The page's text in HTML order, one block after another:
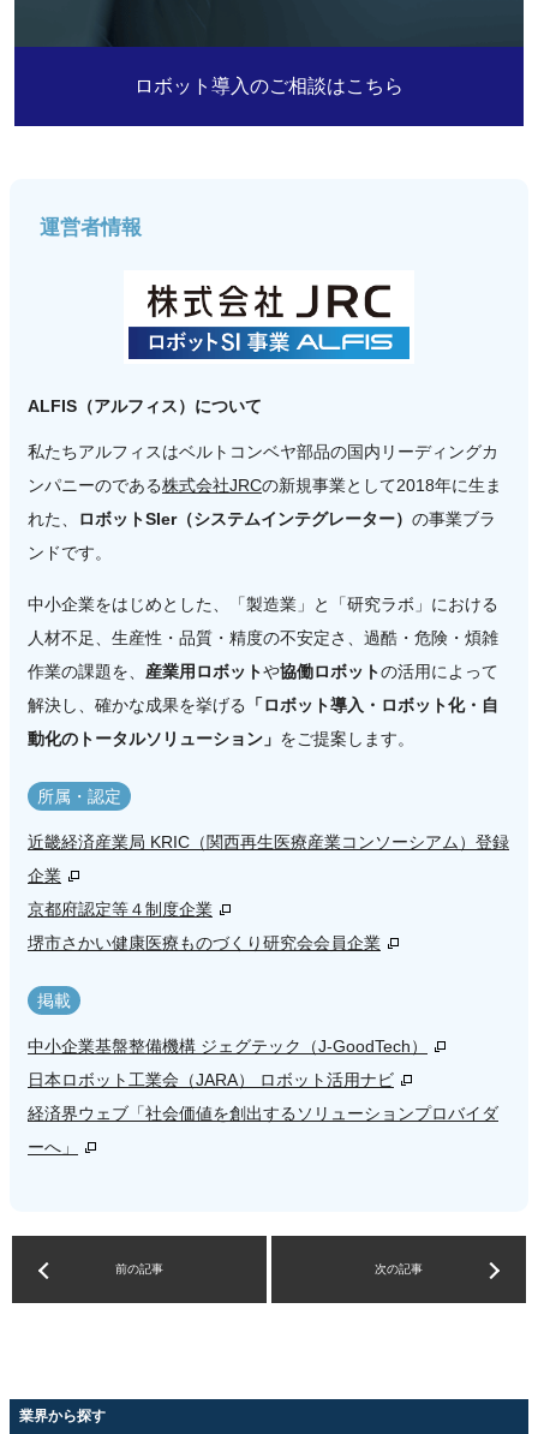
ロボット導入のご相談はこちら
運営者情報
ALFIS（アルフィス）について
私たちアルフィスはベルトコンベヤ部品の国内リーディングカ
ンパニーのである株式会社JRCの新規事業として2018年に生ま
れた、
ロボットSIer（システムインテグレーター） の事業ブラ
ンドです。
中小企業をはじめとした、「製造業」と「研究ラボ」における
人材不足、生産性・品質・精度の不安定さ、過酷・危険・煩雑
作業の課題を、 産業用ロボットや協働ロボットの活用によって
解決し、確かな成果を挙げる
「ロボット導入・ロボット化・自
動化のトータルソリューション」 をご提案します。
所属・認定
近畿経済産業局 KRIC（関西再生医療産業コンソーシアム）登録
企業
京都府認定等４制度企業
堺市さかい健康医療ものづくり研究会会員企業
掲載
中小企業基盤整備機構 ジェグテック（J-GoodTech）
日本ロボット工業会（JARA） ロボット活用ナビ
経済界ウェブ「社会価値を創出するソリューションプロバイダ
ーへ」
前の記事 次の記事
業界から探す